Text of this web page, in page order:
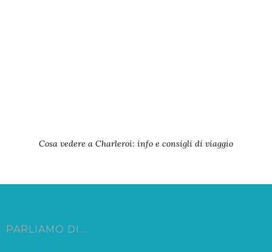
Cosa vedere a Charleroi: info e consigli di viaggio
PARLIAMO DI…